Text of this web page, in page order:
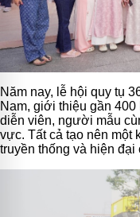
Năm nay, lễ hội quy tụ
Nam, giới thiệu gần
diễn viên, người mẫu
vực. Tất cả tạo nên một
truyền thống và hiện đại